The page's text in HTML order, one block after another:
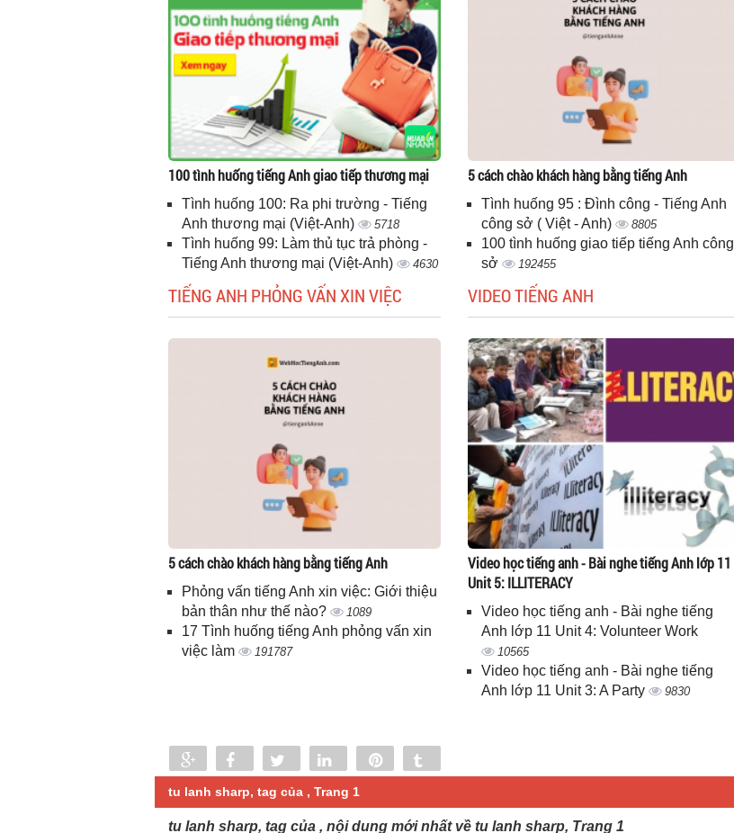
100 tình huống tiếng Anh giao tiếp thương mại
Tình huống 100: Ra phi trường - Tiếng
Anh thương mại (Việt-Anh)
5718
Tình huống 99: Làm thủ tục trả phòng -
Tiếng Anh thương mại (Việt-Anh)
4630
5 cách chào khách hàng bằng tiếng Anh
Tình huống 95 : Đình công - Tiếng Anh
công sở ( Việt - Anh)
8805
100 tình huống giao tiếp tiếng Anh công
sở
192455
TIẾNG ANH PHỎNG VẤN XIN VIỆC
5 cách chào khách hàng bằng tiếng Anh
Phỏng vấn tiếng Anh xin việc: Giới thiệu
bản thân như thế nào?
1089
17 Tình huống tiếng Anh phỏng vấn xin
việc làm
191787
VIDEO TIẾNG ANH
Video học tiếng anh - Bài nghe tiếng Anh lớp 11
Unit 5: ILLITERACY
Video học tiếng anh - Bài nghe tiếng
Anh lớp 11 Unit 4: Volunteer Work
10565
Video học tiếng anh - Bài nghe tiếng
Anh lớp 11 Unit 3: A Party
9830
Share Share Tweet Share
tu lanh sharp, tag của , Trang 1
tu lanh sharp, tag của , nội dung mới nhất về tu lanh sharp, Trang 1